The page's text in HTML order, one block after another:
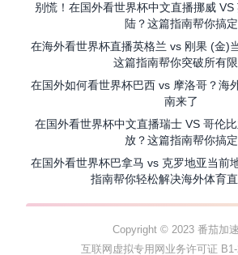
别慌！在国外看世界杯中文直播挪威
陆？这篇指南帮你搞定
在海外看世界杯直播英格兰 vs 刚果 (金)
这篇指南帮你突破所有限
在国外如何看世界杯巴西 vs 摩洛哥？海
南来了
在国外看世界杯中文直播瑞士 VS 哥伦
放？这篇指南帮你搞定
在国外看世界杯巴拿马 vs 克罗地亚当前
指南帮你轻松解决海外体育
Copyright © 2023 番茄加
互联网虚拟专用网业务许可证